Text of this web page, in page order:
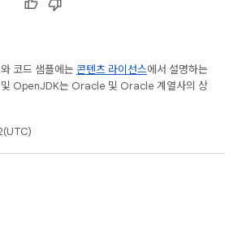
코드 샘플에는 콘텐츠 라이선스에서 설명하는
및 OpenJDK는 Oracle 및 Oracle 계열사의 상